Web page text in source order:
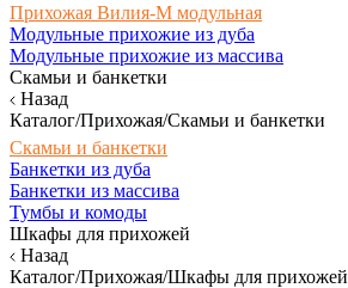
Прихожая Вилия-М модульная
Модульные прихожие из дуба
Модульные прихожие из массива
Скамьи и банкетки
Назад
Каталог/Прихожая/Скамьи и банкетки
Скамьи и банкетки
Банкетки из дуба
Банкетки из массива
Тумбы и комоды
Шкафы для прихожей
Назад
Каталог/Прихожая/Шкафы для прихожей